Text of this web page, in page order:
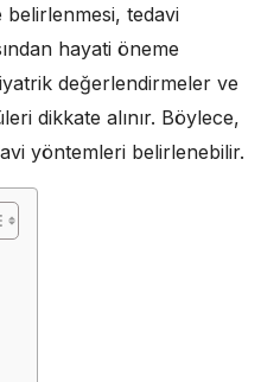
tedavi
hayati öneme
değerlendirmeler ve
dikkate alınır. Böylece,
yöntemleri belirlenebilir.